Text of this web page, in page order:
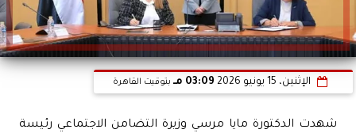
الإثنين، 15 يونيو 2026 03:09 مـ بتوقيت القاهرة
شهدت الدكتورة مايا مرسي وزيرة التضامن الاجتماعي رئيسة